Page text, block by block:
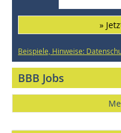
»
Beispiele, Hinweise:
BBB Jobs